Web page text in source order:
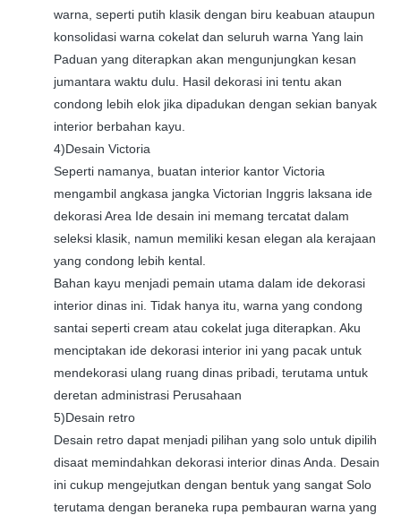
warna, seperti putih klasik dengan biru keabuan ataupun
konsolidasi warna cokelat dan seluruh warna Yang lain
Paduan yang diterapkan akan mengunjungkan kesan
jumantara waktu dulu. Hasil dekorasi ini tentu akan
condong lebih elok jika dipadukan dengan sekian banyak
interior berbahan kayu.
4)Desain Victoria
Seperti namanya, buatan interior kantor Victoria
mengambil angkasa jangka Victorian Inggris laksana ide
dekorasi Area Ide desain ini memang tercatat dalam
seleksi klasik, namun memiliki kesan elegan ala kerajaan
yang condong lebih kental.
Bahan kayu menjadi pemain utama dalam ide dekorasi
interior dinas ini. Tidak hanya itu, warna yang condong
santai seperti cream atau cokelat juga diterapkan. Aku
menciptakan ide dekorasi interior ini yang pacak untuk
mendekorasi ulang ruang dinas pribadi, terutama untuk
deretan administrasi Perusahaan
5)Desain retro
Desain retro dapat menjadi pilihan yang solo untuk dipilih
disaat memindahkan dekorasi interior dinas Anda. Desain
ini cukup mengejutkan dengan bentuk yang sangat Solo
terutama dengan beraneka rupa pembauran warna yang